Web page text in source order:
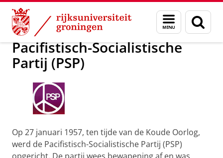
Skip
Content
Skip
Navigation
Menu
en
zoeken
Pacifistisch-Socialistische Partij (PSP)
Pacifistisch-Socialistische
Partij (PSP)
Op 27 januari 1957, ten tijde van de Koude Oorlog,
werd de Pacifistisch-Socialistische Partij (PSP)